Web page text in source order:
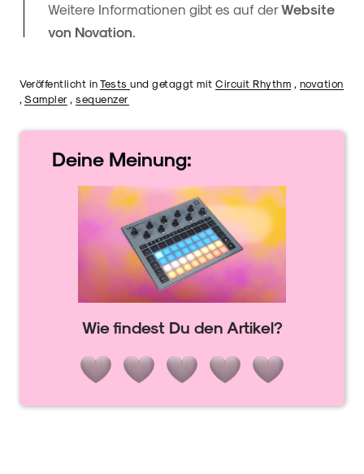
Weitere Informationen gibt es auf derWebsite
von Novation.
Veröffentlicht in Tests und getaggt mit Circuit Rhythm , novation
, Sampler, sequenzer
Deine Meinung:
Wie findest Du den Artikel?